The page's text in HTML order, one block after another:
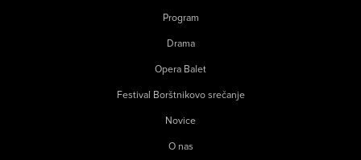
Program
Drama
Opera Balet
Festival Borštnikovo srečanje
Novice
O nas